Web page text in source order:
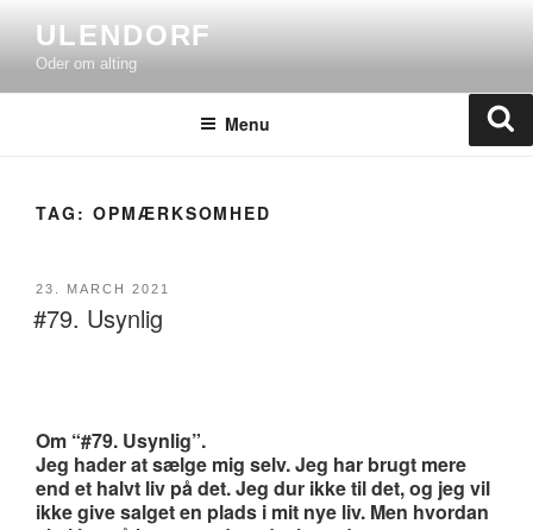
content
ULENDORF
Oder om alting
Menu
TAG: OPMÆRKSOMHED
POSTED
ON
23. MARCH 2021
#79. Usynlig
Om “#79. Usynlig”.
Jeg hader at sælge mig selv. Jeg har brugt mere
end et halvt liv på det. Jeg dur ikke til det, og jeg vil
ikke give salget en plads i mit nye liv. Men hvordan